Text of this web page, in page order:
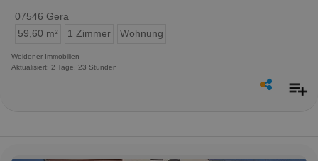
07546 Gera
59,60 m²
1 Zimmer Wohnung
Weidener Immobilien
Aktualisiert: 2 Tage, 23 Stunden